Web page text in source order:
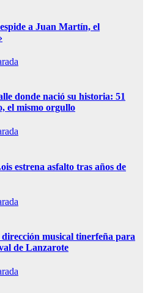
a Juan Martín, el
donde nació su historia: 51
el mismo orgullo
estrena asfalto tras años de
musical tinerfeña para
de Lanzarote